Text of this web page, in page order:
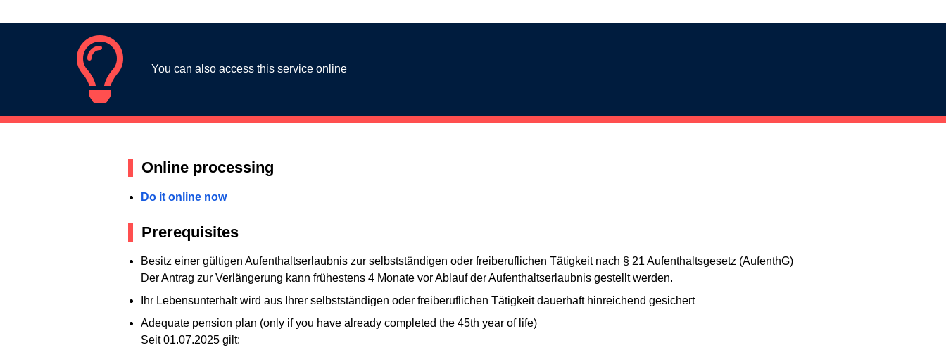
You can also access this service online
Online processing
Do it online now
Prerequisites
Besitz einer gültigen Aufenthaltserlaubnis zur selbstständigen oder freiberuflichen Tätigkeit nach § 21 Aufenthaltsgesetz (AufenthG)
Der Antrag zur Verlängerung kann frühestens 4 Monate vor Ablauf der Aufenthaltserlaubnis gestellt werden.
Ihr Lebensunterhalt wird aus Ihrer selbstständigen oder freiberuflichen Tätigkeit dauerhaft hinreichend gesichert
Adequate pension plan (only if you have already completed the 45th year of life)
Seit 01.07.2025 gilt: